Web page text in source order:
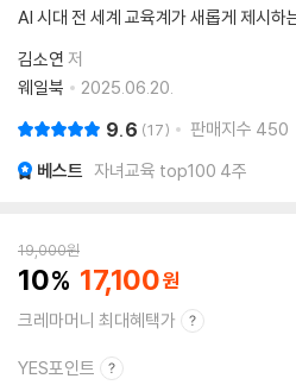
AI 시대 전 세계 교육계가 새롭게 제시하
김소연 저
웨일북
2025.06.20.
9.6 17 판매지수 450
베스트 자녀교육 top100 4주
19,000원
10 17,100
크레마머니 최대혜택가
YES포인트